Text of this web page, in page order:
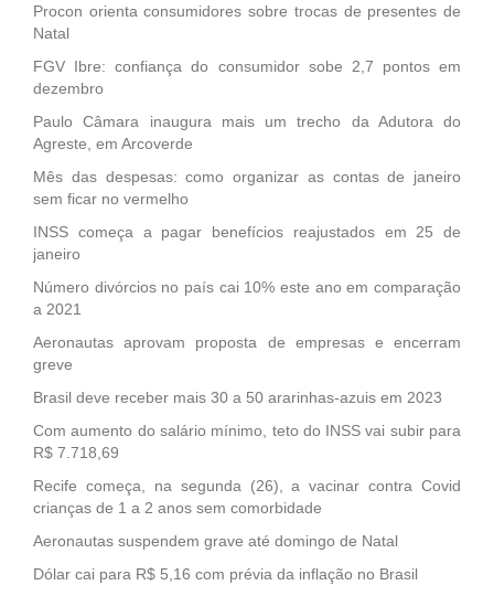
Procon orienta consumidores sobre trocas de presentes de
Natal
FGV Ibre: confiança do consumidor sobe 2,7 pontos em
dezembro
Paulo Câmara inaugura mais um trecho da Adutora do
Agreste, em Arcoverde
Mês das despesas: como organizar as contas de janeiro
sem ficar no vermelho
INSS começa a pagar benefícios reajustados em 25 de
janeiro
Número divórcios no país cai 10% este ano em comparação
a 2021
Aeronautas aprovam proposta de empresas e encerram
greve
Brasil deve receber mais 30 a 50 ararinhas-azuis em 2023
Com aumento do salário mínimo, teto do INSS vai subir para
R$ 7.718,69
Recife começa, na segunda (26), a vacinar contra Covid
crianças de 1 a 2 anos sem comorbidade
Aeronautas suspendem grave até domingo de Natal
Dólar cai para R$ 5,16 com prévia da inflação no Brasil